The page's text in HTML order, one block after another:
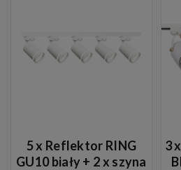
5 x Reflektor RING
GU10 biały + 2 x szyna
3